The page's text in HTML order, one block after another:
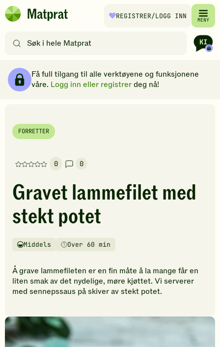
Hopp til hovedinnhold
Matprat
REGISTRER/LOGG INN MENY
etter
filtre
Få full tilgang til alle verktøyene og funksjonene
våre. Logg inn eller registrerdeg nå!
FORRETTER
0
Denne
har
foreløpig
ingen
vurderinger.
den
til
å
vurdere
0
Gravet lammefilet med
stekt potet
Vanskelighetsgrad
Middels
TilberedningstidOver 60 min
Å grave lammefileten er en fin måte å la mange får en
liten smak av det nydelige, møre kjøttet. Vi serverer
med sennepssaus på skiver av stekt potet.